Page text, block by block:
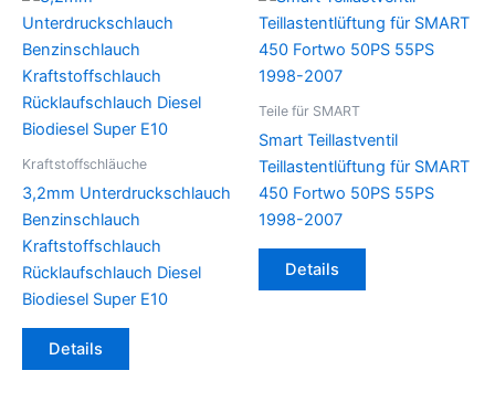
Kraftstoffschläuche
3,2mm Unterdruckschlauch
Benzinschlauch
Kraftstoffschlauch
Rücklaufschlauch Diesel
Biodiesel Super E10
Details
Teile für SMART
Smart Teillastventil
Teillastentlüftung für SMART
450 Fortwo 50PS 55PS
1998-2007
Details